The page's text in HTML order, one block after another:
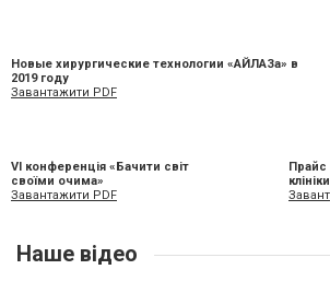
Новые хирургические технологии «АЙЛАЗа» в
2019 году
Завантажити PDF
VI конференція «Бачити світ
своїми очима»
Завантажити PDF
Прайс
клініки
Наше відео